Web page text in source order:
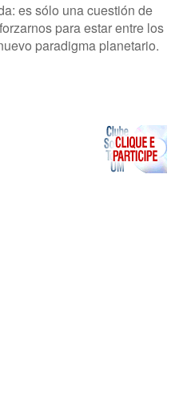
es sólo una cuestión de
para estar entre los
paradigma planetario.